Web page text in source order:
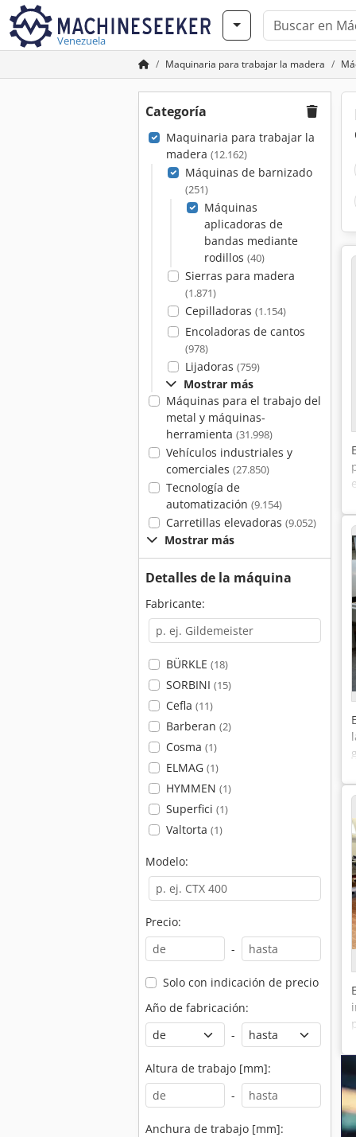
Venezuela
Maquinaria para trabajar la madera
Categoría
Maquinaria para trabajar la
madera (12.162)
Máquinas de barnizado
(251)
Máquinas
aplicadoras de
bandas mediante
rodillos (40)
Sierras para madera
(1.871)
Cepilladoras (1.154)
Encoladoras de cantos
(978)
Lijadoras (759)
Mostrar más
Máquinas para el trabajo del
metal y máquinas-
herramienta (31.998)
Vehículos industriales y
comerciales (27.850)
Tecnología de
automatización (9.154)
Carretillas elevadoras (9.052)
Mostrar más
Detalles de la máquina
Fabricante:
BÜRKLE (18)
SORBINI (15)
Cefla (11)
Barberan (2)
Cosma (1)
ELMAG (1)
HYMMEN (1)
Superfici (1)
Valtorta (1)
Modelo:
Precio:
-
Solo con indicación de precio
Año de fabricación:
-
Altura de trabajo [mm]:
-
Anchura de trabajo [mm]: